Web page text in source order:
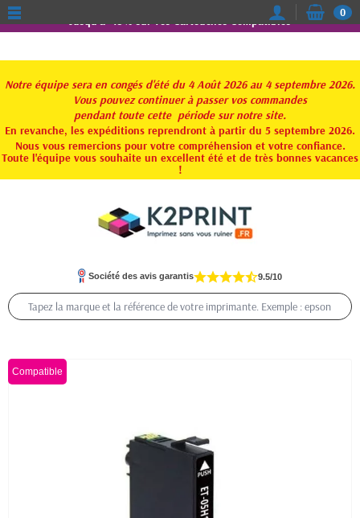
Jusqu'à -15% sur vos Cartouches Compatibles
Notre équipe sera en congés d'été du 4 Août 2026 au 4 septembre 2026.
Vous pouvez continuer à passer vos commandes
pendant toute cette période sur notre site.
En revanche, les expéditions reprendront à partir du 5 septembre 2026.
Nous vous remercions pour votre compréhension et votre confiance.
Toute l'équipe vous souhaite un excellent été et de très bonnes vacances
!
0
Société des avis garantis 9.5/10
Compatible